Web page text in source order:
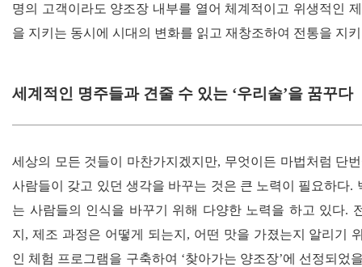
명의 고객이라도 양조장 내부를 열어 체계적이고 위생적인
을 지키는 동시에 시대의 변화를 읽고 재창조하여 전통을 지
세계적인 명주들과 견줄 수 있는 ‘우리술’을 꿈꾸다
세상의 모든 것들이 마찬가지겠지만, 무엇이든 마법처럼 단
사람들이 갖고 있던 생각을 바꾸는 것은 큰 노력이 필요하다.
는 사람들의 인식을 바꾸기 위해 다양한 노력을 하고 있다.
지 , 제조 과정은 어떻게 되는지 , 어떤 맛을 가졌는지 알리기
인 체험 프로그램을 구축하여 ‘찾아가는 양조장’에 선정되었